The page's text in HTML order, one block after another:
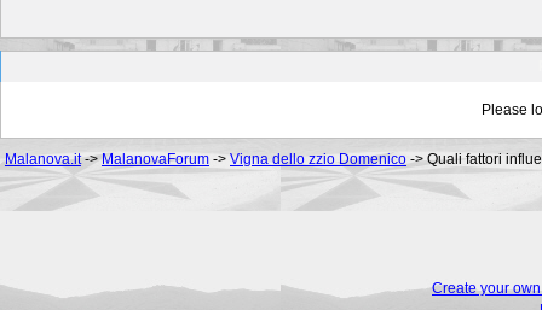
Please
Malanova.it-> MalanovaForum -> Vigna dello zzio Domenico ->Quali fattori
Create your